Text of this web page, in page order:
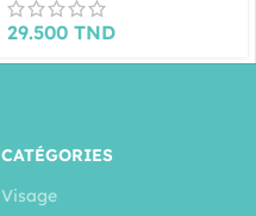
29.500 TND
CATÉGORIES
Visage